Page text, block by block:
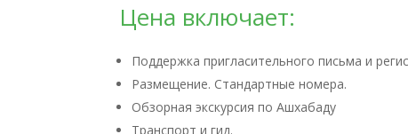
Цена включает:
Поддержка пригласительного письма и
Размещение. Стандартные номера.
Обзорная экскурсия по Ашхабаду
Транспорт и гид.